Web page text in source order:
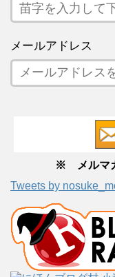
メールアドレス
※ メルマガ
Tweets by